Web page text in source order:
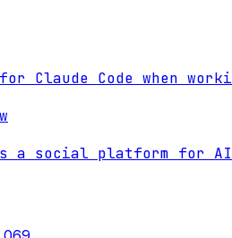
Claude Code when
a social platform for AI